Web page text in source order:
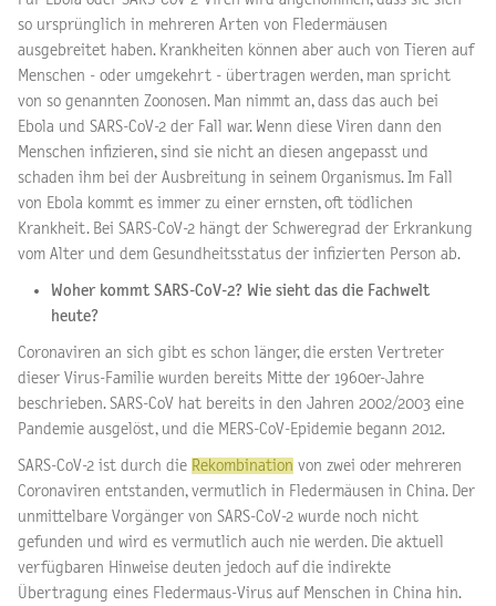
so ursprünglich in mehreren Arten von Fledermäusen
ausgebreitet haben. Krankheiten können aber auch von Tieren auf
Menschen ­- oder umgekehrt - übertragen werden, man spricht
von so genannten Zoonosen. Man nimmt an, dass das auch bei
Ebola und SARS-CoV-2 der Fall war. Wenn diese Viren dann den
Menschen infizieren, sind sie nicht an diesen angepasst und
schaden ihm bei der Ausbreitung in seinem Organismus. Im Fall
von Ebola kommt es immer zu einer ernsten, oft tödlichen
Krankheit. Bei SARS-CoV-2 hängt der Schweregrad der Erkrankung
vom Alter und dem Gesundheitsstatus der infizierten Person ab.
Woher kommt SARS-CoV-2? Wie sieht das die Fachwelt
heute?
Coronaviren an sich gibt es schon länger, die ersten Vertreter
dieser Virus-Familie wurden bereits Mitte der 1960er-Jahre
beschrieben. SARS-CoV hat bereits in den Jahren 2002/2003 eine
Pandemie ausgelöst, und die MERS-CoV-Epidemie begann 2012.
SARS-CoV-2 ist durch die Rekombination von zwei oder mehreren
Coronaviren entstanden, vermutlich in Fledermäusen in China. Der
unmittelbare Vorgänger von SARS-CoV-2 wurde noch nicht
gefunden und wird es vermutlich auch nie werden. Die aktuell
verfügbaren Hinweise deuten jedoch auf die indirekte
Übertragung eines Fledermaus-Virus auf Menschen in China hin.